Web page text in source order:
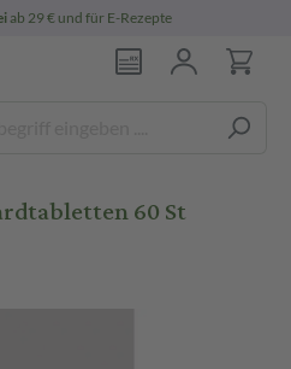
ab 29 € und für E-Rezepte
60 St